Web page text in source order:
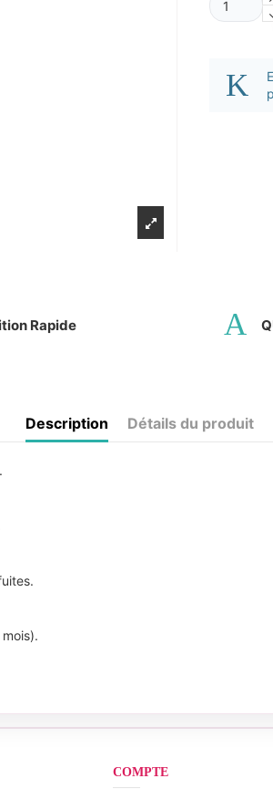
Rapide
Description Détails du produit
COMPTE